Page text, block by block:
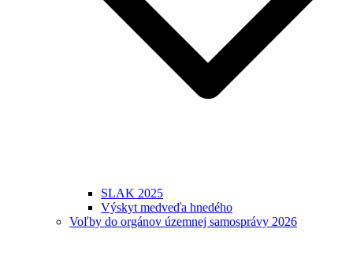
SLAK 2025
Výskyt medveďa hnedého
Voľby do orgánov územnej samosprávy 2026